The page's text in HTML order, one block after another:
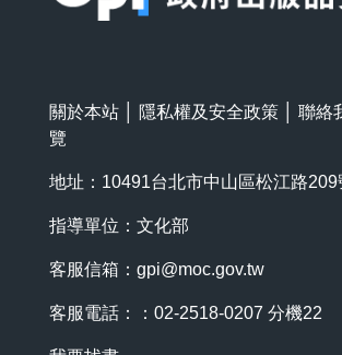
關於本站 隱私權及安全政策 聯絡
覽
地址：10491台北市中山區松江路209
指導單位：文化部
客服信箱： gpi@moc.gov.tw
客服電話：：02-2518-0207 分機22